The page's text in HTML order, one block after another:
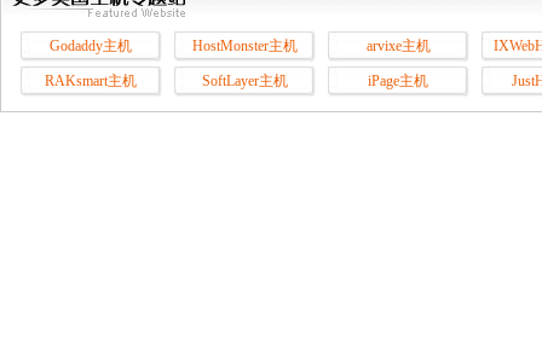
Godaddy主机 HostMonster主机 arvixe主机
RAKsmart主机 SoftLayer主机 iPage主机